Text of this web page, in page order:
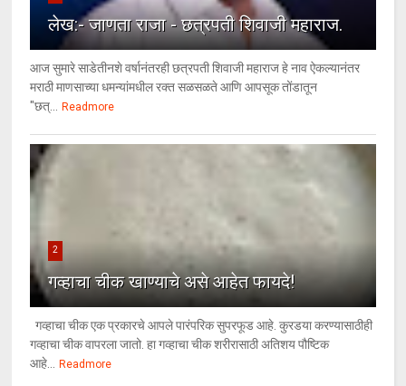
लेख:- जाणता राजा - छत्रपती शिवाजी महाराज.
आज सुमारे साडेतीनशे वर्षानंतरही छत्रपती शिवाजी महाराज हे नाव ऐकल्यानंतर
मराठी माणसाच्या धमन्यांमधील रक्त सळसळते आणि आपसूक तोंडातून
"छत्... Readmore
2
गव्हाचा चीक खाण्याचे असे आहेत फायदे!
गव्हाचा चीक एक प्रकारचे आपले पारंपरिक सुपरफूड आहे. कुरडया करण्यासाठीही
गव्हाचा चीक वापरला जातो. हा गव्हाचा चीक शरीरासाठी अतिशय पौष्टिक
आहे... Readmore